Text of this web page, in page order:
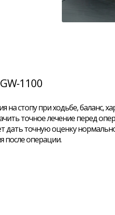
1100
на стопу при ходьбе, баланс,
точное лечение перед
дать точную оценку
после операции.